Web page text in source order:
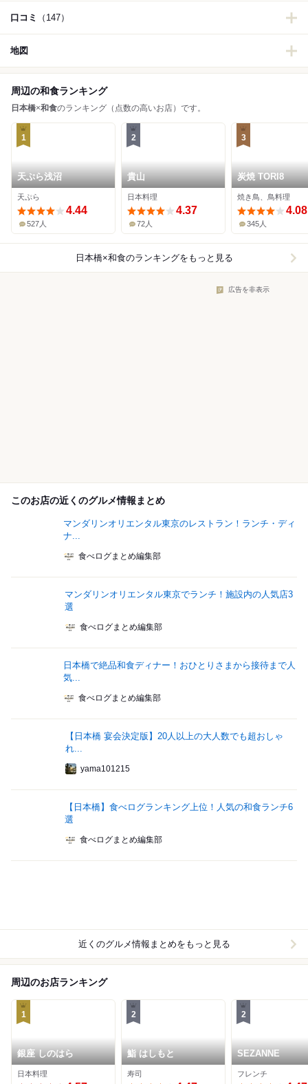
口コミ （147）
地図
周辺の和食ランキング
日本橋×和食のランキング（点数の高いお店）です。
1
天ぷら浅沼
天ぷら
4.44
527人
2
貴山
日本料理
4.37
72人
3
炭焼 TORI8
焼き鳥、鳥料理
4.08
345人
日本橋×和食のランキングをもっと見る
広告を非表示
このお店の近くのグルメ情報まとめ
マンダリンオリエンタル東京のレストラン！ランチ・ディ
ナ...
食べログまとめ編集部
マンダリンオリエンタル東京でランチ！施設内の人気店3
選
食べログまとめ編集部
日本橋で絶品和食ディナー！おひとりさまから接待まで人
気...
食べログまとめ編集部
【日本橋 宴会決定版】20人以上の大人数でも超おしゃ
れ...
yama101215
【日本橋】食べログランキング上位！人気の和食ランチ6
選
食べログまとめ編集部
近くのグルメ情報まとめをもっと見る
周辺のお店ランキング
1
銀座 しのはら
日本料理
2
鮨 はしもと
寿司
2
SEZANNE
フレンチ